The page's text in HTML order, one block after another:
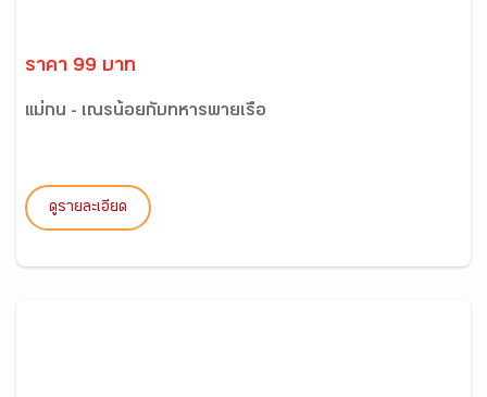
ราคา 99 บาท
แม่กน - เณรน้อยกับทหารพายเรือ
ดูรายละเอียด